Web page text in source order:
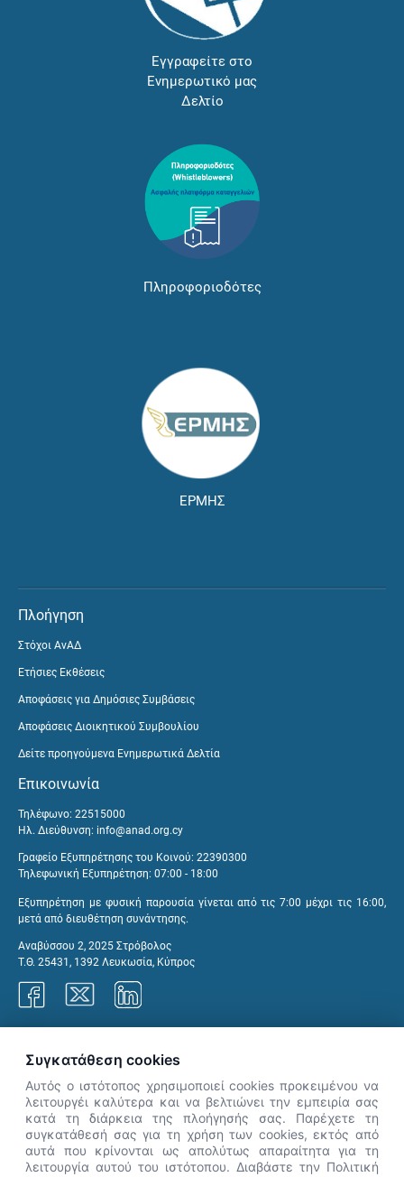
Εγγραφείτε στο
Ενημερωτικό μας
Δελτίο
Πληροφοριοδότες
ΕΡΜΗΣ
Πλοήγηση
Στόχοι ΑνΑΔ
Ετήσιες Εκθέσεις
Αποφάσεις για Δημόσιες Συμβάσεις
Αποφάσεις Διοικητικού Συμβουλίου
Δείτε προηγούμενα Ενημερωτικά Δελτία
Επικοινωνία
Τηλέφωνο: 22515000
Ηλ. Διεύθυνση: info@anad.org.cy
Γραφείο Εξυπηρέτησης του Κοινού: 22390300
Τηλεφωνική Εξυπηρέτηση: 07:00 - 18:00
Εξυπηρέτηση με φυσική παρουσία γίνεται από τις 7:00 μέχρι τις 16:00,
μετά από διευθέτηση συνάντησης.
Αναβύσσου 2, 2025 Στρόβολος
Τ.Θ. 25431, 1392 Λευκωσία, Κύπρος
👋 Καλώς ήρθες! Είμαι η Νόησις.
Πες μου πώς μπορώ να σε βοηθήσω
Συγκατάθεση cookies
Αυτός ο ιστότοπος χρησιμοποιεί cookies προκειμένου να
λειτουργέι καλύτερα και να βελτιώνει την εμπειρία σας
κατά τη διάρκεια της πλοήγησής σας. Παρέχετε τη
συγκατάθεσή σας για τη χρήση των cookies, εκτός από
αυτά που κρίνονται ως απολύτως απαραίτητα για τη
λειτουργία αυτού του ιστότοπου. Διαβάστε την Πολιτική